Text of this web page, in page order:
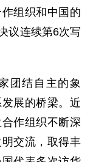
组织和中国的
议连续第6次写
团结自主的象
展的桥梁。近
作组织不断深
交流，取得丰